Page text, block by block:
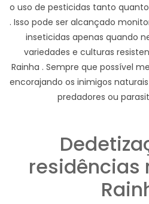
o uso de pesticidas tanto
. Isso pode ser alcançado
inseticidas apenas quando
variedades e culturas
Rainha . Sempre que possível
encorajando os inimigos
predadores ou
residências